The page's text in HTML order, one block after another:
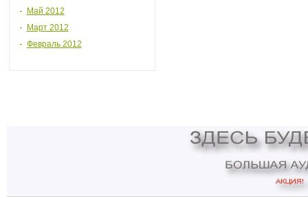
Май 2012
Март 2012
Февраль 2012